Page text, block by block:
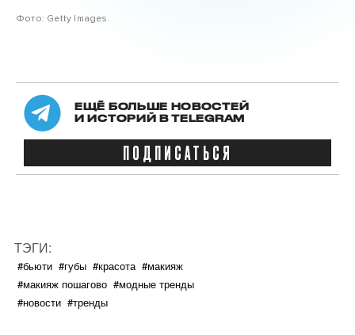
Фото: Getty Images.
ЕЩЁ БОЛЬШЕ НОВОСТЕЙ
И ИСТОРИЙ В TELEGRAM
ПОДПИСАТЬСЯ
ТЭГИ:
#бьюти #губы #красота #макияж
#макияж пошагово #модные тренды
#новости #тренды